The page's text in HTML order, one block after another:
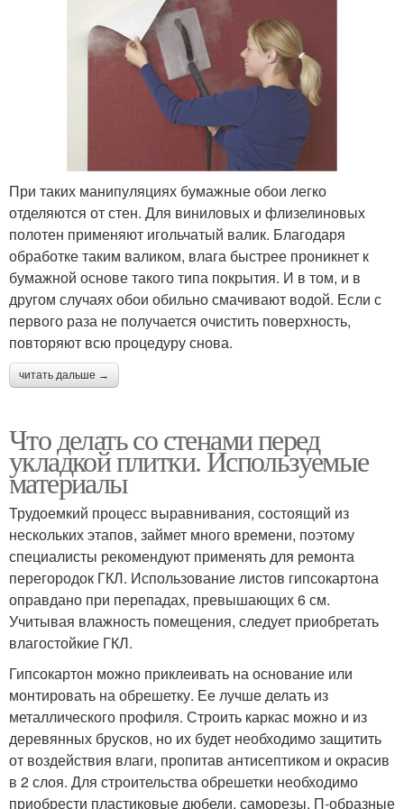
При таких манипуляциях бумажные обои легко
отделяются от стен. Для виниловых и флизелиновых
полотен применяют игольчатый валик. Благодаря
обработке таким валиком, влага быстрее проникнет к
бумажной основе такого типа покрытия. И в том, и в
другом случаях обои обильно смачивают водой. Если с
первого раза не получается очистить поверхность,
повторяют всю процедуру снова.
читать дальше →
Что делать со стенами перед
укладкой плитки. Используемые
материалы
Трудоемкий процесс выравнивания, состоящий из
нескольких этапов, займет много времени, поэтому
специалисты рекомендуют применять для ремонта
перегородок ГКЛ. Использование листов гипсокартона
оправдано при перепадах, превышающих 6 см.
Учитывая влажность помещения, следует приобретать
влагостойкие ГКЛ.
Гипсокартон можно приклеивать на основание или
монтировать на обрешетку. Ее лучше делать из
металлического профиля. Строить каркас можно и из
деревянных брусков, но их будет необходимо защитить
от воздействия влаги, пропитав антисептиком и окрасив
в 2 слоя. Для строительства обрешетки необходимо
приобрести пластиковые дюбели, саморезы, П-образные